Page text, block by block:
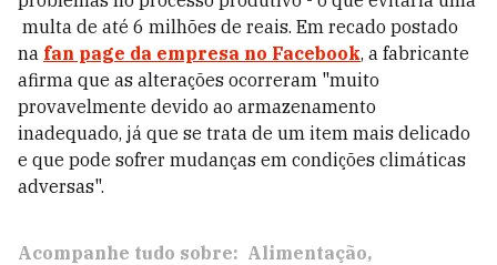
multa de até 6 milhões de reais. Em recado postado
na fan page da empresa no Facebook, a fabricante
afirma que as alterações ocorreram "muito
provavelmente devido ao armazenamento
inadequado, já que se trata de um item mais delicado
e que pode sofrer mudanças em condições climáticas
adversas".
Acompanhe tudo sobre: Alimentação